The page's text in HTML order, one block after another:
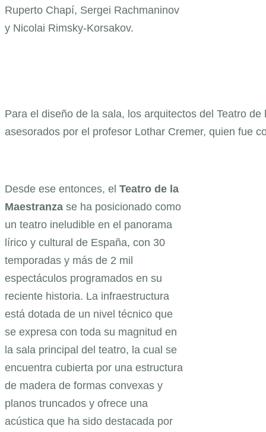
Ruperto Chapí, Sergei Rachmaninov
y Nicolai Rimsky-Korsakov.
Para el diseño de la sala, los arquitectos del Teatro
asesorados por el profesor Lothar Cremer, quien fue
Desde ese entonces, el Teatro de la
Maestranza se ha posicionado como
un teatro ineludible en el panorama
lírico y cultural de España, con 30
temporadas y más de 2 mil
espectáculos programados en su
reciente historia. La infraestructura
está dotada de un nivel técnico que
se expresa con toda su magnitud en
la sala principal del teatro, la cual se
encuentra cubierta por una estructura
de madera de formas convexas y
planos truncados y ofrece una
acústica que ha sido destacada por